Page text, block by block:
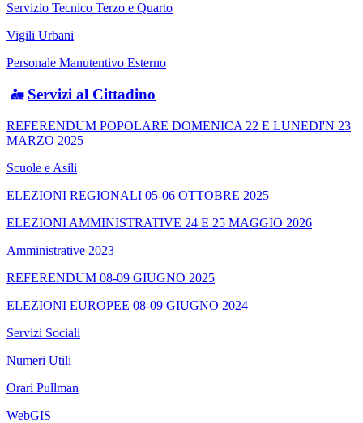
Servizio Tecnico Terzo e Quarto
Vigili Urbani
Personale Manutentivo Esterno
Servizi al Cittadino
REFERENDUM POPOLARE DOMENICA 22 E LUNEDI'N 23
MARZO 2025
Scuole e Asili
ELEZIONI REGIONALI 05-06 OTTOBRE 2025
ELEZIONI AMMINISTRATIVE 24 E 25 MAGGIO 2026
Amministrative 2023
REFERENDUM 08-09 GIUGNO 2025
ELEZIONI EUROPEE 08-09 GIUGNO 2024
Servizi Sociali
Numeri Utili
Orari Pullman
WebGIS